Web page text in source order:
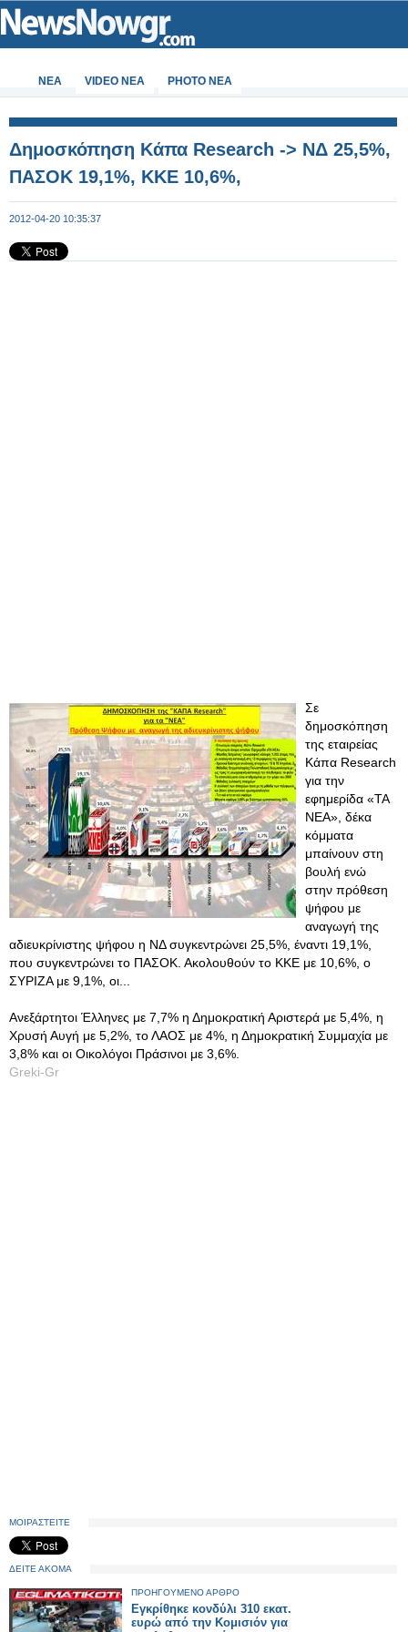
ΝΕΑ VIDEO NEA PHOTO NEA
Δημοσκόπηση Κάπα Research -> ΝΔ 25,5%,
ΠΑΣΟΚ 19,1%, ΚΚΕ 10,6%,
2012-04-20 10:35:37
Σε
δημοσκόπηση
της εταιρείας
Κάπα Research
για την
εφημερίδα «ΤΑ
ΝΕΑ», δέκα
κόμματα
μπαίνουν στη
βουλή ενώ
στην πρόθεση
ψήφου με
αναγωγή της
αδιευκρίνιστης ψήφου η ΝΔ συγκεντρώνει 25,5%, έναντι 19,1%,
που συγκεντρώνει το ΠΑΣΟΚ. Ακολουθούν το ΚΚΕ με 10,6%, ο
ΣΥΡΙΖΑ με 9,1%, οι...
Ανεξάρτητοι Έλληνες με 7,7% η Δημοκρατική Αριστερά με 5,4%, η
Χρυσή Αυγή με 5,2%, το ΛΑΟΣ με 4%, η Δημοκρατική Συμμαχία με
3,8% και οι Οικολόγοι Πράσινοι με 3,6%.
Greki-Gr
ΜΟΙΡΑΣΤΕΙΤΕ
ΔΕΙΤΕ ΑΚΟΜΑ
ΠΡΟΗΓΟΥΜΕΝΟ ΑΡΘΡΟ
Εγκρίθηκε κονδύλι 310 εκατ.
ευρώ από την Κομισιόν για